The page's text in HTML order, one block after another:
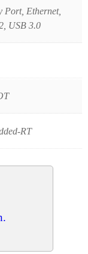
Port, Ethernet,
USB 3.0
RT